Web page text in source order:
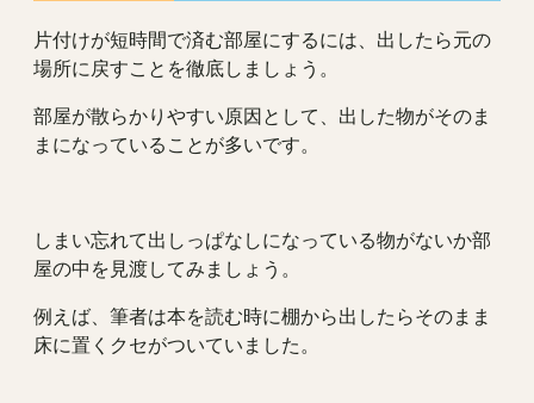
片付けが短時間で済む部屋にするには、出したら元の
場所に戻すことを徹底しましょう。
部屋が散らかりやすい原因として、出した物がそのま
まになっていることが多いです。
しまい忘れて出しっぱなしになっている物がないか部
屋の中を見渡してみましょう。
例えば、筆者は本を読む時に棚から出したらそのまま
床に置くクセがついていました。